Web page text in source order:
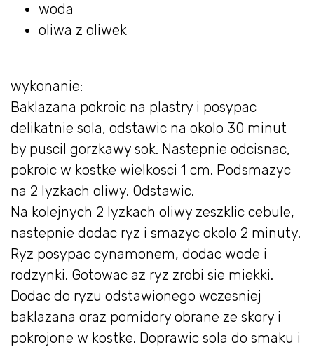
woda
oliwa z oliwek
wykonanie:
Baklazana pokroic na plastry i posypac
delikatnie sola, odstawic na okolo 30 minut
by puscil gorzkawy sok. Nastepnie odcisnac,
pokroic w kostke wielkosci 1 cm. Podsmazyc
na 2 lyzkach oliwy. Odstawic.
Na kolejnych 2 lyzkach oliwy zeszklic cebule,
nastepnie dodac ryz i smazyc okolo 2 minuty.
Ryz posypac cynamonem, dodac wode i
rodzynki. Gotowac az ryz zrobi sie miekki.
Dodac do ryzu odstawionego wczesniej
baklazana oraz pomidory obrane ze skory i
pokrojone w kostke. Doprawic sola do smaku i